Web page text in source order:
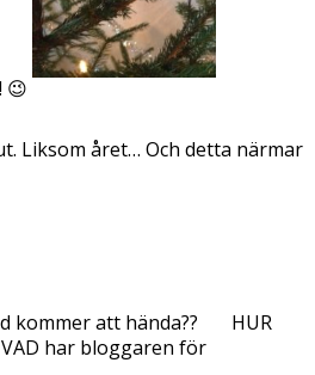
😉
Liksom året… Och detta närmar
kommer att hända??
HUR
har bloggaren för